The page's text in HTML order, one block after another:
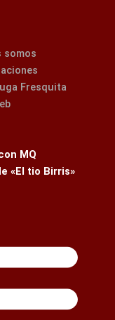
somos
Fresquita
MQ
«El tio Birris»